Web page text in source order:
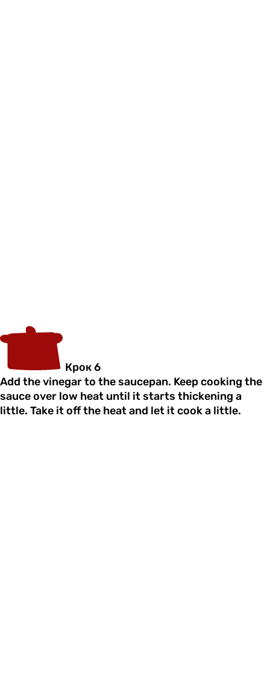
Крок 6
Add the vinegar to the saucepan. Keep cooking the
sauce over low heat until it starts thickening a
little. Take it off the heat and let it cook a little.